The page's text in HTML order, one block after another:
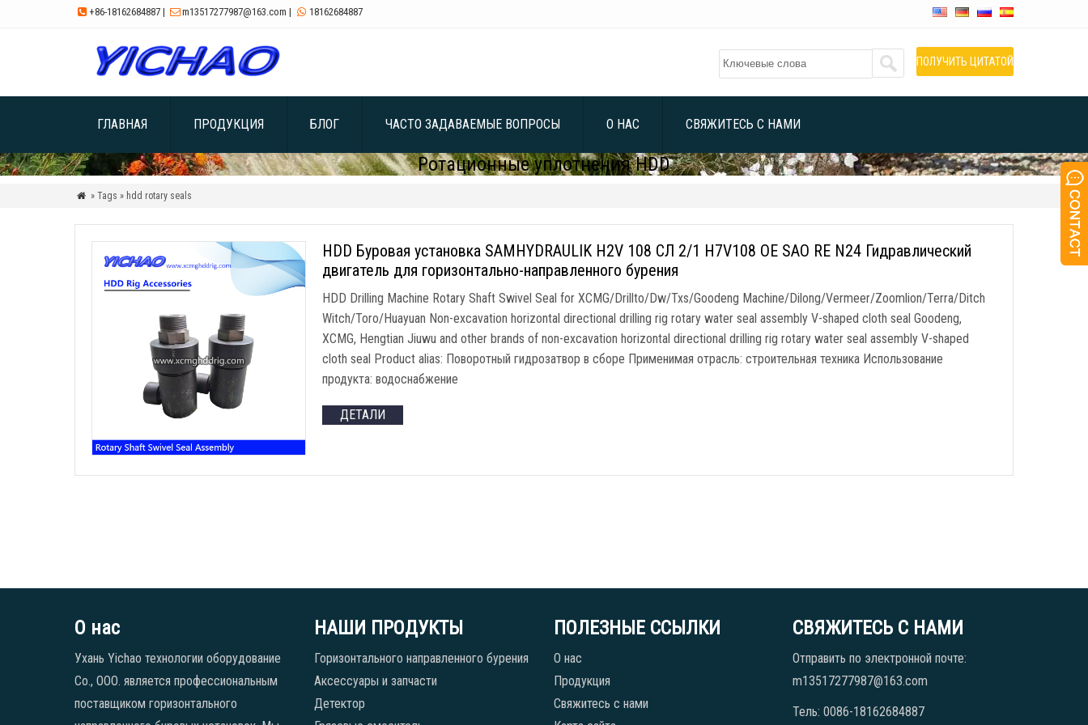
 +86-18162684887 | m13517277987@163.com |  18162684887
ПОЛУЧИТЬ ЦИТАТОЙ
ГЛАВНАЯ ПРОДУКЦИЯ БЛОГ ЧАСТО ЗАДАВАЕМЫЕ ВОПРОСЫ О НАС СВЯЖИТЕСЬ С НАМИ
Ротационные уплотнения HDD
 » Tags » hdd rotary seals
HDD Буровая установка SAMHYDRAULIK H2V 108 СЛ 2/1 H7V108 OE SAO RE N24 Гидравлический
двигатель для горизонтально-направленного бурения
HDD Drilling Machine Rotary Shaft Swivel Seal for XCMG/Drillto/Dw/Txs/Goodeng Machine/Dilong/Vermeer/Zoomlion/Terra/Ditch
Witch/Toro/Huayuan Non-excavation horizontal directional drilling rig rotary water seal assembly V-shaped cloth seal Goodeng,
XCMG, Hengtian Jiuwu and other brands of non-excavation horizontal directional drilling rig rotary water seal assembly V-shaped
cloth seal Product alias: Поворотный гидрозатвор в сборе Применимая отрасль: строительная техника Использование
продукта: водоснабжение
ДЕТАЛИ
О нас
Ухань Yichao технологии оборудование
Co., ООО. является профессиональным
поставщиком горизонтального
НАШИ ПРОДУКТЫ
Горизонтального направленного бурения
Аксессуары и запчасти
Детектор
ПОЛЕЗНЫЕ ССЫЛКИ
О нас
Продукция
Свяжитесь с нами
СВЯЖИТЕСЬ С НАМИ
Отправить по электронной почте:
m13517277987@163.com
Тель: 0086-18162684887